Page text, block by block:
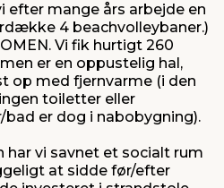
efter mange års arbejde en
4 beachvolleybaner.)
Vi fik hurtigt 260
er en oppustelig hal,
op med fjernvarme (i den
toiletter eller
er dog i nabobygning).
vi savnet et socialt rum
at sidde før/efter